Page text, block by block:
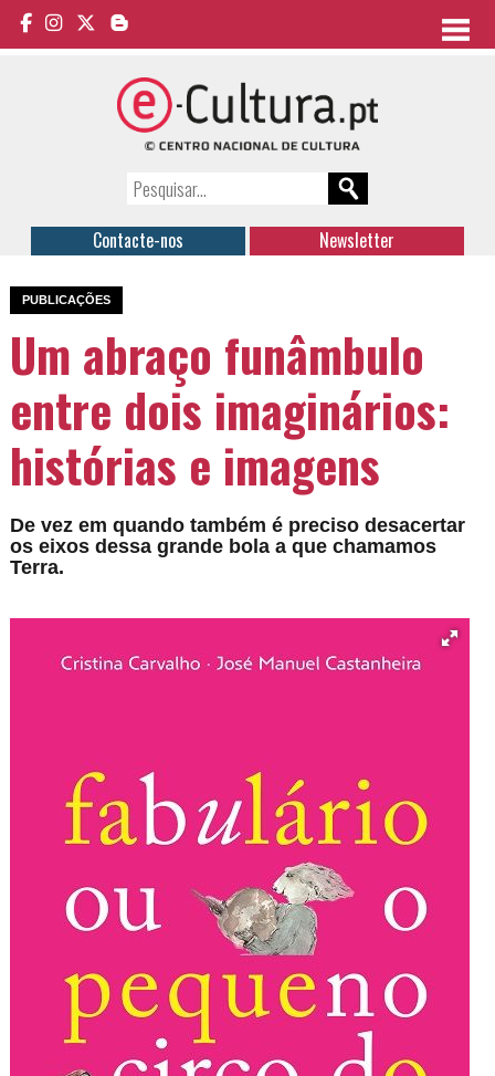
Contacte-nos Newsletter
PUBLICAÇÕES
Um abraço funâmbulo
entre dois imaginários:
histórias e imagens
De vez em quando também é preciso desacertar
os eixos dessa grande bola a que chamamos
Terra.